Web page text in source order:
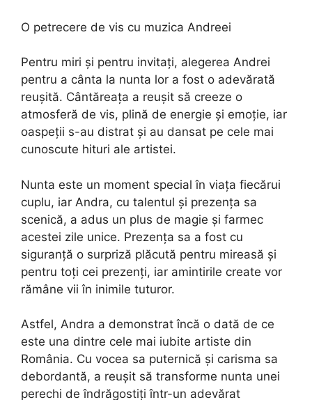
O petrecere de vis cu muzica Andreei
Pentru miri și pentru invitați, alegerea Andrei
pentru a cânta la nunta lor a fost o adevărată
reușită. Cântăreața a reușit să creeze o
atmosferă de vis, plină de energie și emoție, iar
oaspeții s-au distrat și au dansat pe cele mai
cunoscute hituri ale artistei.
Nunta este un moment special în viața fiecărui
cuplu, iar Andra, cu talentul și prezența sa
scenică, a adus un plus de magie și farmec
acestei zile unice. Prezența sa a fost cu
siguranță o surpriză plăcută pentru mireasă și
pentru toți cei prezenți, iar amintirile create vor
rămâne vii în inimile tuturor.
Astfel, Andra a demonstrat încă o dată de ce
este una dintre cele mai iubite artiste din
România. Cu vocea sa puternică și carisma sa
debordantă, a reușit să transforme nunta unei
perechi de îndrăgostiți într-un adevărat